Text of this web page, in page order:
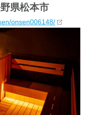
県松本市
onsen006148/